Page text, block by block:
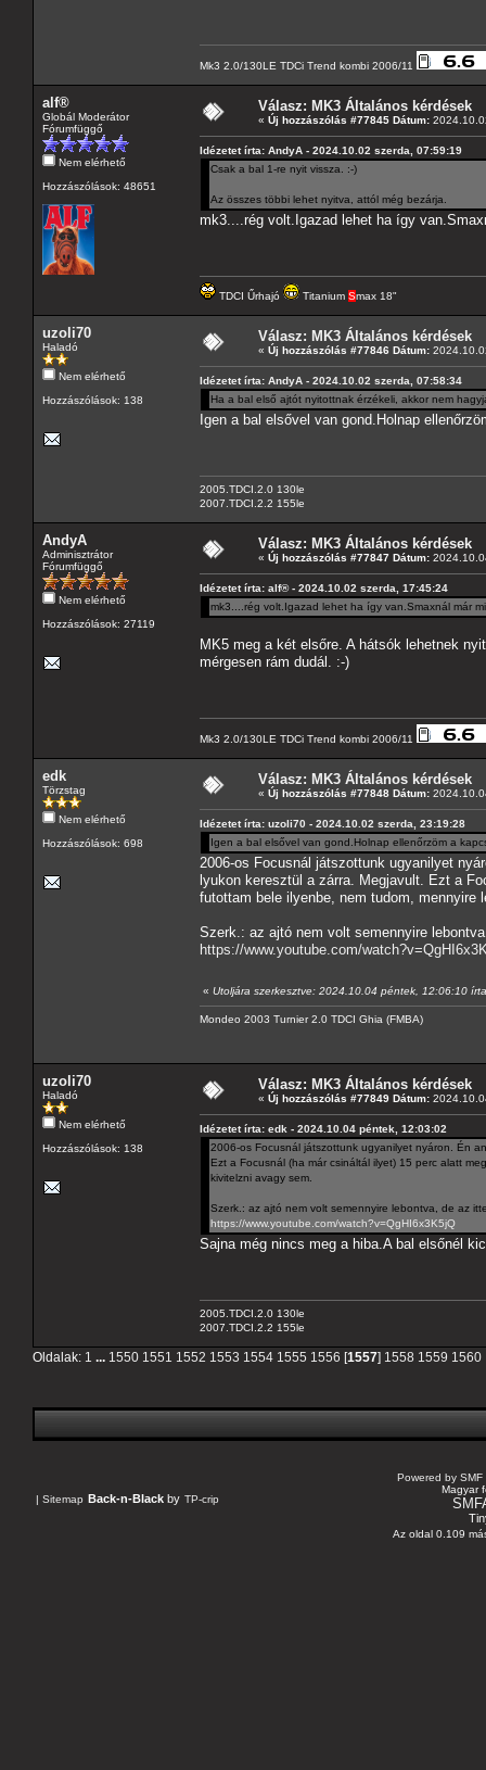
Mk3 2.0/130LE TDCi Trend kombi 2006/11
alf®
Globál Moderátor
Fórumfüggő
Nem elérhető
Hozzászólások: 48651
Válasz: MK3 Általános kérdések
« Új hozzászólás #77845 Dátum:
Idézetet írta: AndyA - 2024.10.02 szerda, 07:59:19
Csak a bal 1-re nyit vissza. :-)
Az összes többi lehet nyitva, attól még bezárja.
mk3....rég volt.Igazad lehet ha így
TDCI Űrhajó Titanium Smax 18"
uzoli70
Haladó
Nem elérhető
Hozzászólások: 138
Válasz: MK3 Általános kérdések
« Új hozzászólás #77846 Dátum:
Idézetet írta: AndyA - 2024.10.02 szerda, 07:58:34
Ha a bal első ajtót nyitottnak érzékeli, akkor nem
Igen a bal elsővel van gond.Holnap
2005.TDCI.2.0 130le
2007.TDCI.2.2 155le
AndyA
Adminisztrátor
Fórumfüggő
Nem elérhető
Hozzászólások: 27119
Válasz: MK3 Általános kérdések
« Új hozzászólás #77847 Dátum:
Idézetet írta: alf® - 2024.10.02 szerda, 17:45:24
mk3....rég volt.Igazad lehet ha így van.Smaxnál már
MK5 meg a két elsőre. A hátsók lehetnek
mérgesen rám dudál. :-)
Mk3 2.0/130LE TDCi Trend kombi 2006/11
edk
Törzstag
Nem elérhető
Hozzászólások: 698
Válasz: MK3 Általános kérdések
« Új hozzászólás #77848 Dátum:
Idézetet írta: uzoli70 - 2024.10.02 szerda, 23:19:28
Igen a bal elsővel van gond.Holnap ellenőrzöm a
2006-os Focusnál játszottunk ugyanilyet
lyukon keresztül a zárra. Megjavult. Ezt a
futottam bele ilyenbe, nem tudom,
Szerk.: az ajtó nem volt semennyire
https://www.youtube.com/
« Utoljára szerkesztve: 2024.10.04 péntek, 12:06:10
Mondeo 2003 Turnier 2.0 TDCI Ghia (FMBA)
uzoli70
Haladó
Nem elérhető
Hozzászólások: 138
Válasz: MK3 Általános kérdések
« Új hozzászólás #77849 Dátum:
Idézetet írta: edk - 2024.10.04 péntek, 12:03:02
2006-os Focusnál játszottunk ugyanilyet nyáron. Én
Ezt a Focusnál (ha már csináltál ilyet) 15 perc alatt
kivitelzni avagy sem.
Szerk.: az ajtó nem volt semennyire lebontva, de az
https://www.youtube.com/watch?v=QgHI6x3K5jQ
Sajna még nincs meg a hiba.A bal elsőnél
2005.TDCI.2.0 130le
2007.TDCI.2.2 155le
Oldalak: 1 ... 1550 1551 1552 1553 1554 1555 1556 [1557] 1558 1559 1560
| Sitemap Back-n-Black by TP-crip
Powered by SMF
Magyar
Az oldal 0.109